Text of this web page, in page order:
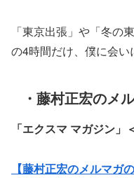
「東京出張」や「冬の
の4時間だけ、僕に会い
・藤村正宏のメ
「エクスマ マガジン」
【藤村正宏のメルマガ